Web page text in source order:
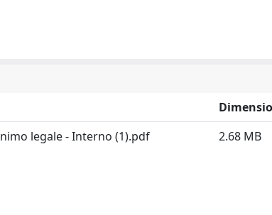
legale - Interno (1).pdf
2.68 MB